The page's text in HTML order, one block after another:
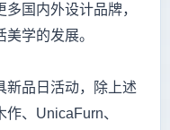
国内外设计品牌，
学的发展。
新品日活动，除上述
、UnicaFurn、